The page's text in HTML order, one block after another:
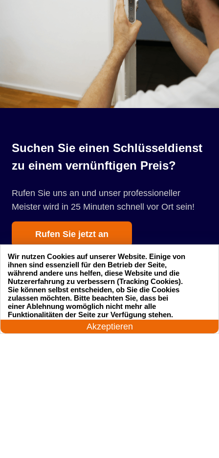
Suchen Sie einen Schlüsseldienst
zu einem vernünftigen Preis?
Rufen Sie uns an und unser professioneller
Meister wird in 25 Minuten schnell vor Ort sein!
Rufen Sie jetzt an
Startseite Einsatzgebiete
Preise
24 Stunden am Tag
Akzeptieren
Wir nutzen Cookies auf unserer Website. Einige von
ihnen sind essenziell für den Betrieb der Seite,
während andere uns helfen, diese Website und die
Nutzererfahrung zu verbessern (Tracking Cookies).
Sie können selbst entscheiden, ob Sie die Cookies
zulassen möchten. Bitte beachten Sie, dass bei
einer Ablehnung womöglich nicht mehr alle
Funktionalitäten der Seite zur Verfügung stehen.